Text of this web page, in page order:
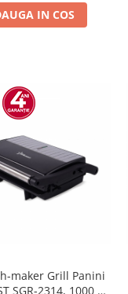
IN COS
maker Grill Panini
SGR-2314, 1000 W,